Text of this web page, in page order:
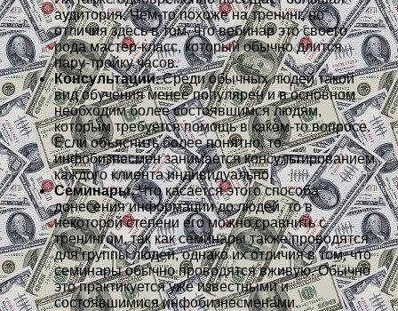
аудитория. Чем-то похоже на тренинг, но
отличия здесь в том, что вебинар это своего
рода мастер-класс, который обычно длится
пару-тройку часов.
Консультации.Среди обычных людей такой
вид обучения менее популярен и в основном
необходим более состоявшимся людям,
которым требуется помощь в каком-то вопросе.
Если объяснить более понятно, то
инфобизнесмен занимается консультированием
каждого клиента индивидуально.
Семинары.Что касается этого способа
донесения информации до людей, то в
некоторой степени его можно сравнить с
тренингом, так как семинары также проводятся
для группы людей, однако их отличия в том, что
семинары обычно проводятся вживую. Обычно
это практикуется уже известными и
состоявшимися инфобизнесменами.